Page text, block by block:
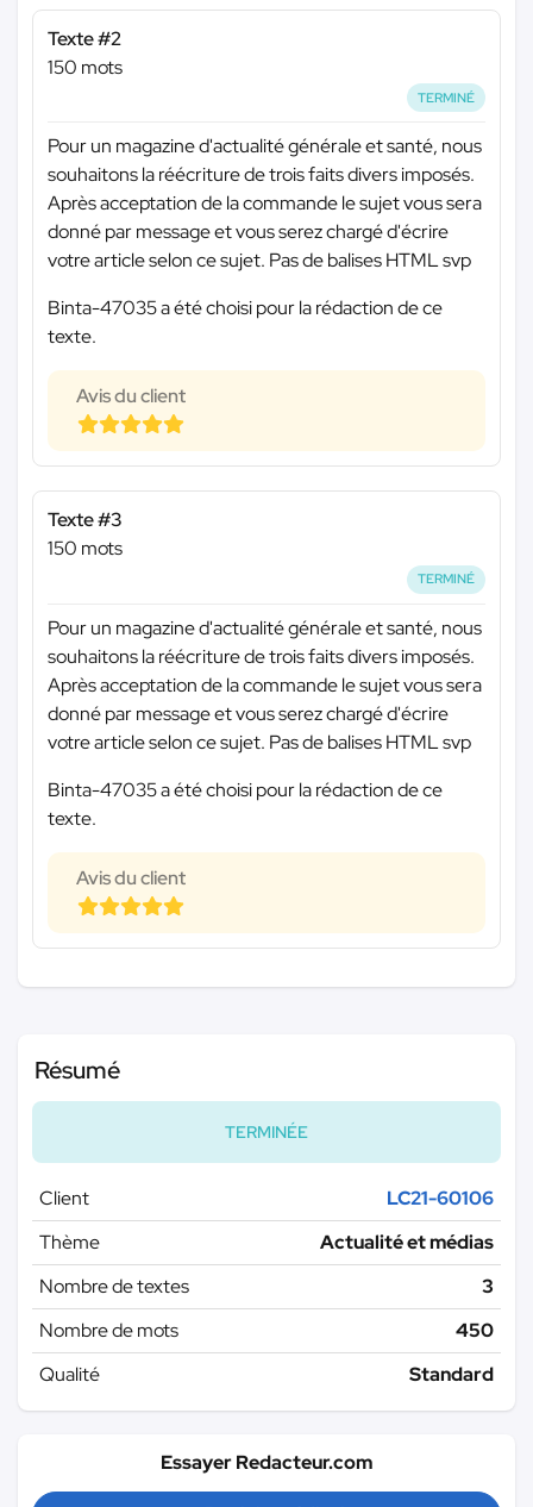
Texte #2
150 mots
TERMINÉ
Pour un magazine d'actualité générale et santé, nous
souhaitons la réécriture de trois faits divers imposés.
Après acceptation de la commande le sujet vous sera
donné par message et vous serez chargé d'écrire
votre article selon ce sujet. Pas de balises HTML svp
Binta-47035 a été choisi pour la rédaction de ce
texte.
Avis du client
Texte #3
150 mots
TERMINÉ
Pour un magazine d'actualité générale et santé, nous
souhaitons la réécriture de trois faits divers imposés.
Après acceptation de la commande le sujet vous sera
donné par message et vous serez chargé d'écrire
votre article selon ce sujet. Pas de balises HTML svp
Binta-47035 a été choisi pour la rédaction de ce
texte.
Avis du client
Résumé
TERMINÉE
Client
LC21-60106
Thème
Actualité et médias
Nombre de textes
3
Nombre de mots
450
Qualité
Standard
Essayer Redacteur.com